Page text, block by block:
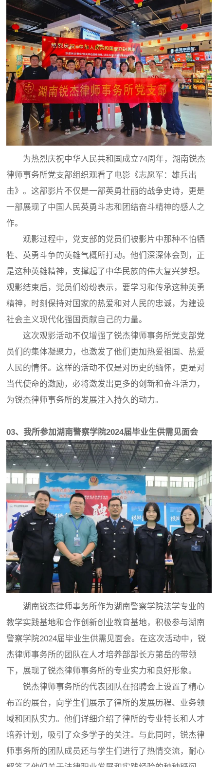
为热烈庆祝中华人民共和国成立74周年，湖南锐杰
律师事务所党支部组织观看了电影《志愿军：雄兵出
击》。这部影片不仅是一部英勇壮丽的战争史诗，更是
一部展现了中国人民英勇斗志和团结奋斗精神的感人之
作。
观影过程中，党支部的党员们被影片中那种不怕牺
牲、英勇斗争的英雄气概所打动。他们深深体会到，正
是这种英雄精神，支撑起了中华民族的伟大复兴梦想。
观影结束后，党员们纷纷表示，要学习和传承这种英勇
精神，时刻保持对国家的热爱和对人民的忠诚，为建设
社会主义现代化强国贡献自己的力量。
这次观影活动不仅增强了锐杰律师事务所党支部党
员们的集体凝聚力，也激发了他们更加热爱祖国、热爱
人民的情怀。这样的活动不仅是对历史的缅怀，更是对
当代使命的激励，必将激发出更多的创新和奋斗活力，
为锐杰律师事务所的发展注入持久的动力。
03、我所参加湖南警察学院2024届毕业生供需见面会
湖南锐杰律师事务所作为湖南警察学院法学专业的
教学实践基地和合作创新创业教育基地，积极参与湖南
警察学院2024届毕业生供需见面会。在这次活动中，锐
杰律师事务所的团队在人才培养部部长方第岳的带领
下，展现了锐杰律师事务所的专业实力和良好形象。
锐杰律师事务所的代表团队在招聘会上设置了精心
布置的展台，向学生们展示了律所的发展历程、业务领
域和团队实力。他们详细介绍了律所的专业特长和人才
培养计划，吸引了众多学子的关注。与此同时，锐杰律
师事务所的团队成员还与学生们进行了热情交流，耐心